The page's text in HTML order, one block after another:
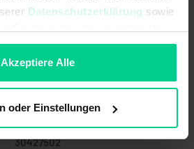
Datenschutzerklärung sowie
von Cookies hier
Akzeptiere Alle
oder Einstellungen
30427502